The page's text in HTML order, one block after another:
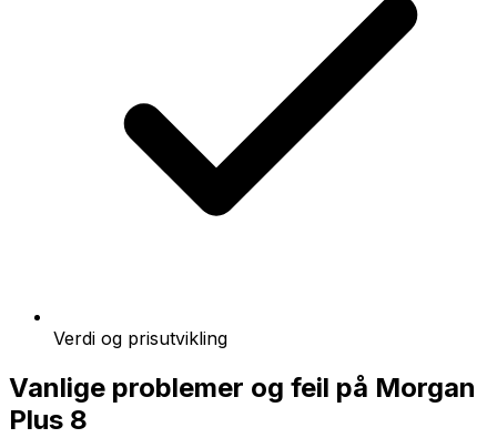
Verdi og prisutvikling
Vanlige problemer og feil på Morgan
Plus 8